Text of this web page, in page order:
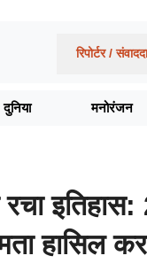
रिपोर्टर /
दुनिया मनोरंजन
इतिहास:
हासिल